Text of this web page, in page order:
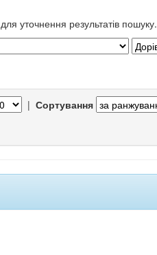
уточнення результатів пошуку.
| Сортування